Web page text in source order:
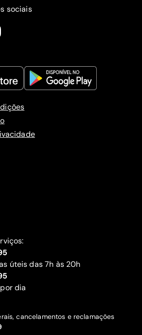
sociais
úteis das 7h às 20h
dia
cancelamentos e reclamações